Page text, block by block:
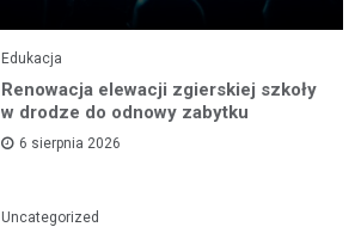
Edukacja
Renowacja elewacji zgierskiej szkoły
w drodze do odnowy zabytku
6 sierpnia 2026
Uncategorized